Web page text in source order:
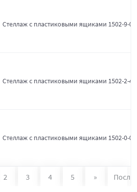
Стеллаж с пластиковыми ящиками 1502-9-0-
Стеллаж с пластиковыми ящиками 1502-2-4-
Стеллаж с пластиковыми ящиками 1502-0-0-
2 3 4 5 »